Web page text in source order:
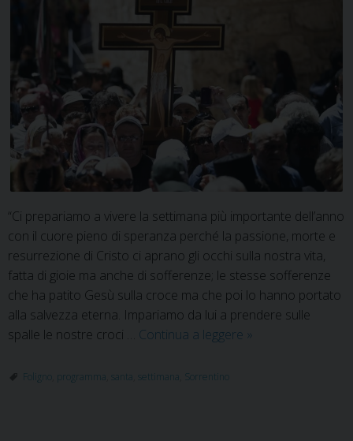
“Ci prepariamo a vivere la settimana più importante dell’anno
con il cuore pieno di speranza perché la passione, morte e
resurrezione di Cristo ci aprano gli occhi sulla nostra vita,
fatta di gioie ma anche di sofferenze; le stesse sofferenze
che ha patito Gesù sulla croce ma che poi lo hanno portato
alla salvezza eterna. Impariamo da lui a prendere sulle
spalle le nostre croci … Continua a leggere Foligno:
»
Foligno programma santa settimana Sorrentino